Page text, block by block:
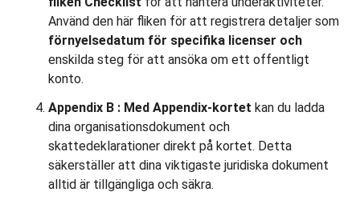
Använd den här fliken för att registrera detaljer som
förnyelsedatum för specifika licenser och
enskilda steg för att ansöka om ett offentligt
konto.
Appendix B : Med Appendix-kortet kan du ladda
dina organisationsdokument och
skattedeklarationer direkt på kortet. Detta
säkerställer att dina viktigaste juridiska dokument
alltid är tillgängliga och säkra.